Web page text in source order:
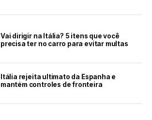
Vai dirigir na Itália? 5 itens que você
precisa ter no carro para evitar multas
Itália rejeita ultimato da Espanha e
mantém controles de fronteira